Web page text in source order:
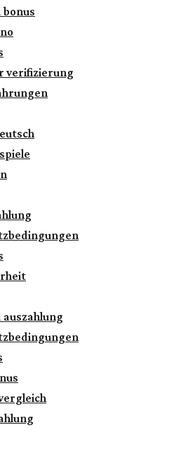
bonus
verifizierung